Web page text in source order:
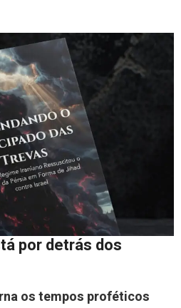
por detrás dos
os tempos proféticos